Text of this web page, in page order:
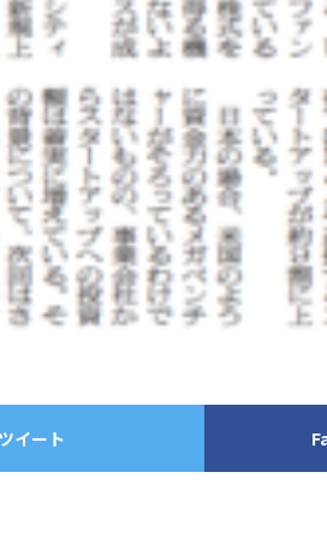
イート